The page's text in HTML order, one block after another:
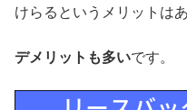
けらるというメリットは
デメリットも多いです。